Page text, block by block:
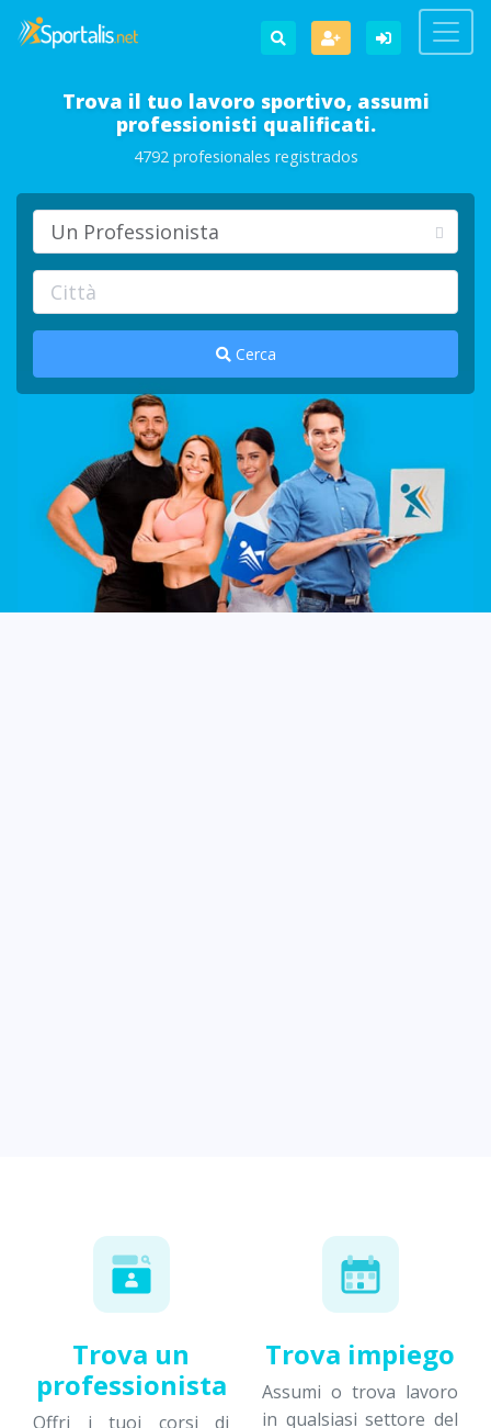
Trova il tuo lavoro sportivo, assumi
professionisti qualificati.
4792 profesionales registrados
Cerca
Trova un
professionista
Offri i tuoi corsi di
Trova impiego
Assumi o trova lavoro
in qualsiasi settore del